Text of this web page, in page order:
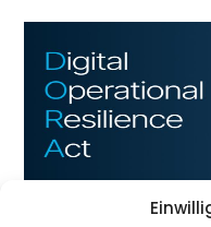
Mit Network